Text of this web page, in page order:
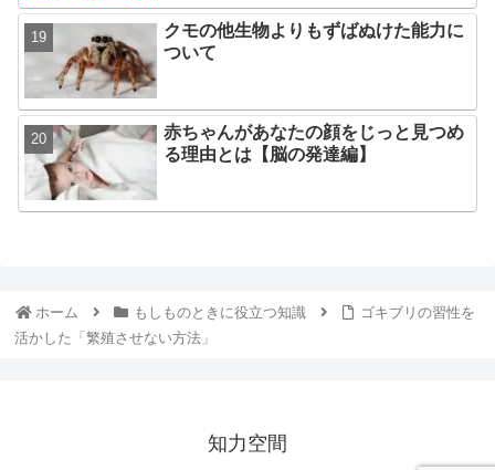
クモの他生物よりもずばぬけた能力に
ついて
赤ちゃんがあなたの顔をじっと見つめ
る理由とは【脳の発達編】
ホーム もしものときに役立つ知識
ゴキブリの習性を
活かした「繁殖させない方法」
知力空間